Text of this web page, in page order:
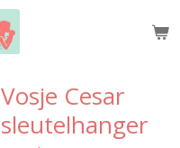
Vosje Cesar
sleutelhanger